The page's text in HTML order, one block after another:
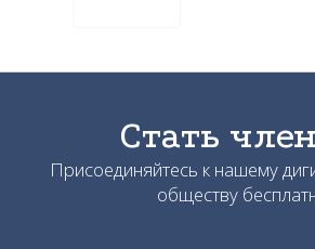
Стать
Присоединяйтесь к нашему
обществу